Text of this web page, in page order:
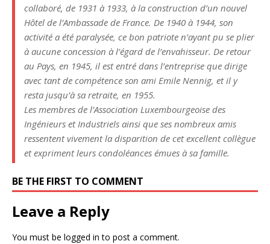
collaboré, de 1931 à 1933, à la construction d’un nouvel
Hôtel de l’Ambassade de France. De 1940 à 1944, son
activité a été paralysée, ce bon patriote n’ayant pu se plier
à aucune concession à l’égard de l’envahisseur. De retour
au Pays, en 1945, il est entré dans l’entreprise que dirige
avec tant de compétence son ami Emile Nennig, et il y
resta jusqu’à sa retraite, en 1955.
Les membres de l’Association Luxembourgeoise des
Ingénieurs et Industriels ainsi que ses nombreux amis
ressentent vivement la disparition de cet excellent collègue
et expriment leurs condoléances émues à sa famille.
BE THE FIRST TO COMMENT
Leave a Reply
You must be logged in to post a comment.